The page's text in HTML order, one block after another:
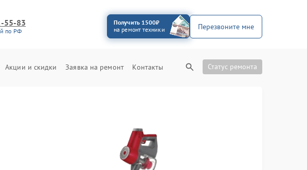
55-83
по РФ
Получить 1500₽
на ремонт техники
Перезвоните мне
Акции и скидки Заявка на ремонт Контакты Статус ремонта